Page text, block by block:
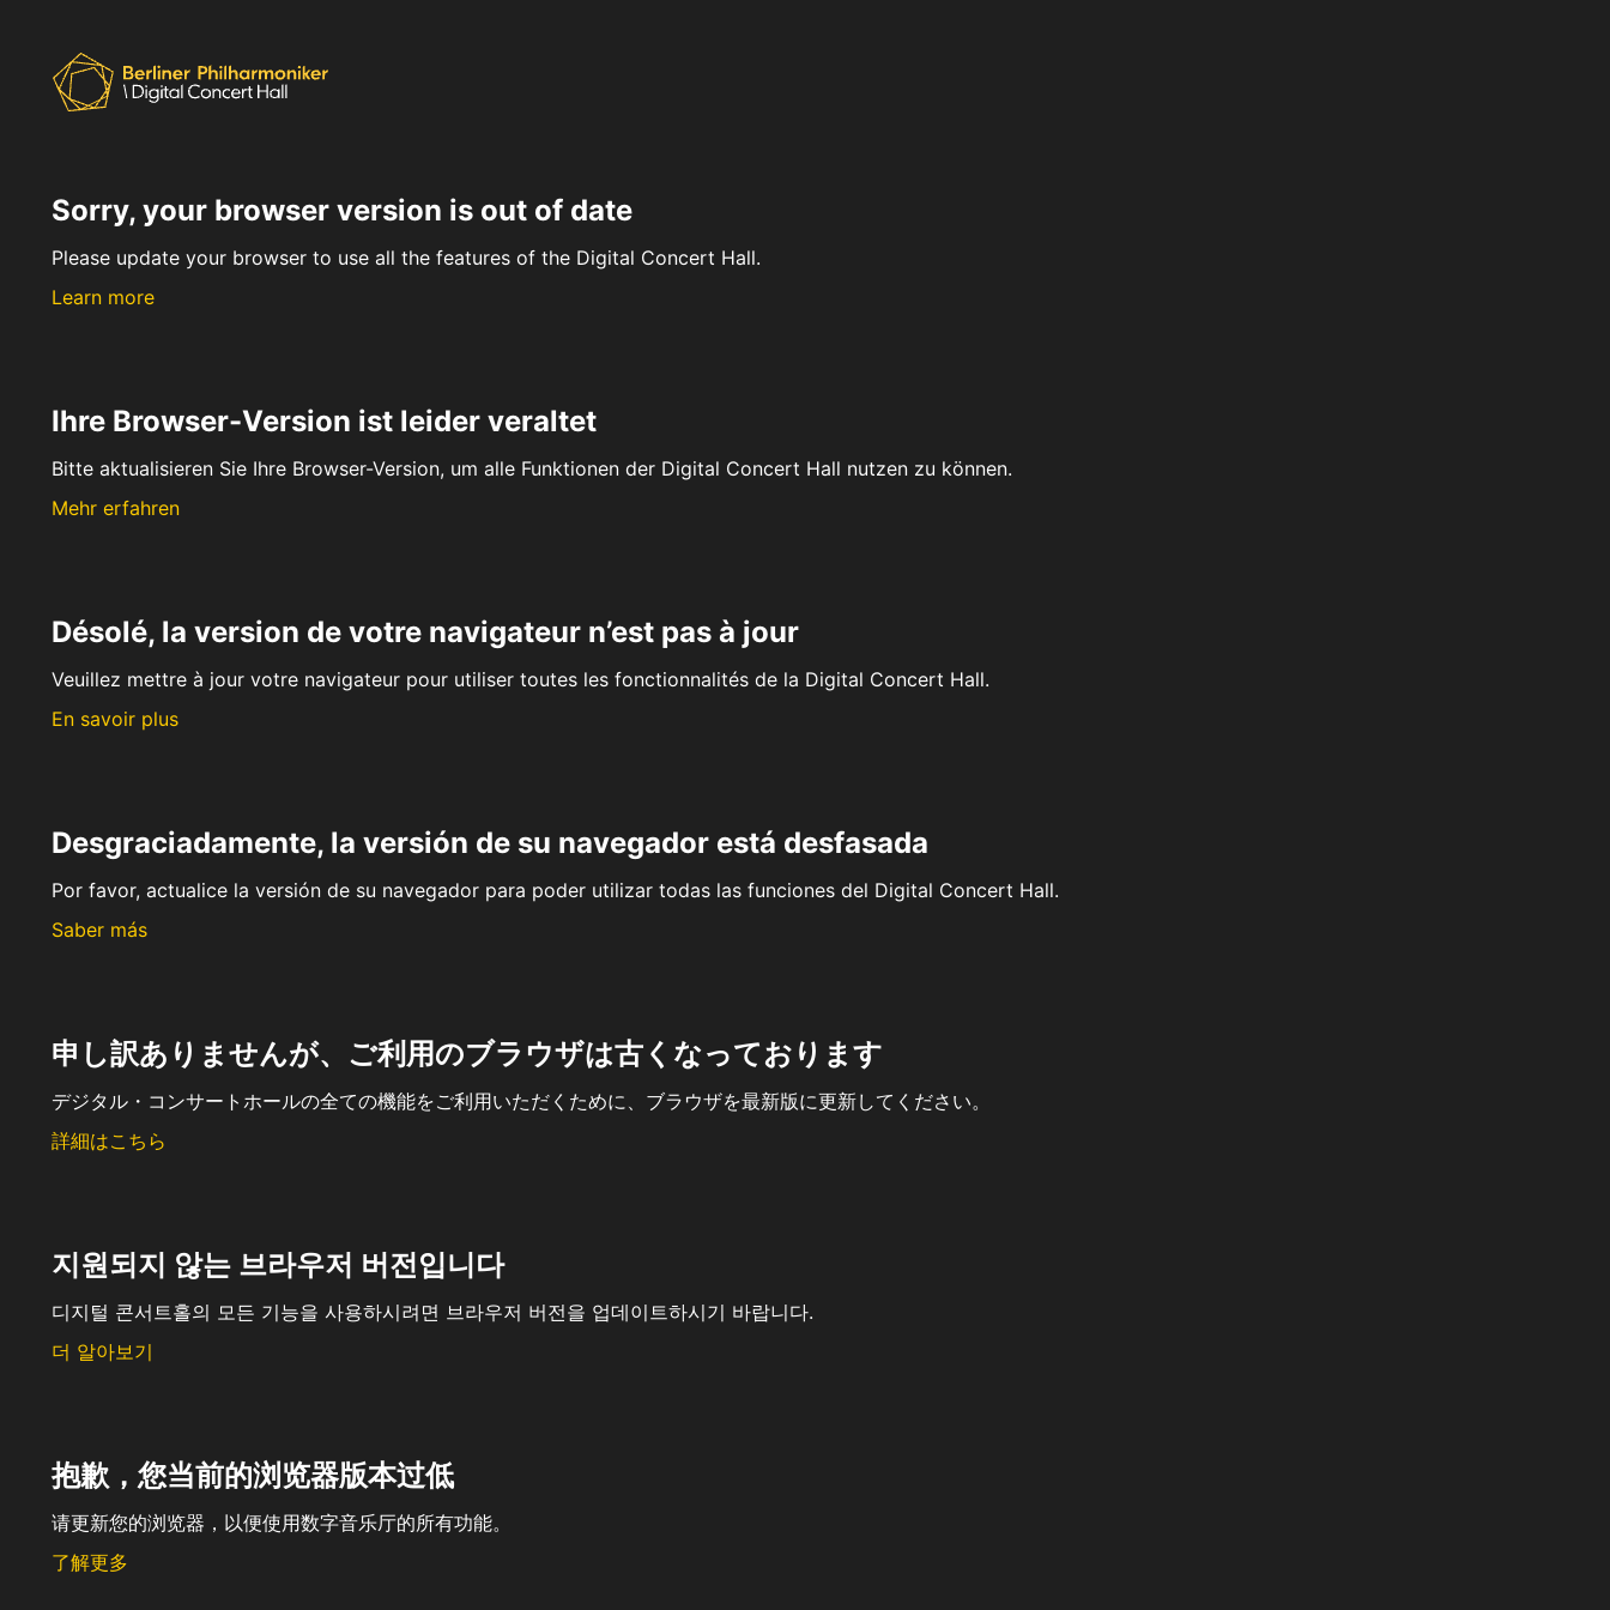
Sorry, your browser version is out of date
Please update your browser to use all the features of the Digital Concert Hall.
Learn more
Ihre Browser-Version ist leider veraltet
Bitte aktualisieren Sie Ihre Browser-Version, um alle Funktionen der Digital Concert Hall nutzen zu können.
Mehr erfahren
Désolé, la version de votre navigateur n’est pas à jour
Veuillez mettre à jour votre navigateur pour utiliser toutes les fonctionnalités de la Digital Concert Hall.
En savoir plus
Desgraciadamente, la versión de su navegador está desfasada
Por favor, actualice la versión de su navegador para poder utilizar todas las funciones del Digital Concert Hall.
Saber más
申し訳ありませんが、ご利用のブラウザは古くなっております
デジタル・コンサートホールの全ての機能をご利用いただくために、ブラウザを最新版に更新してください。
詳細はこちら
지원되지 않는 브라우저 버전입니다
디지털 콘서트홀의 모든 기능을 사용하시려면 브라우저 버전을 업데이트하시기 바랍니다.
더 알아보기
抱歉，您当前的浏览器版本过低
请更新您的浏览器，以便使用数字音乐厅的所有功能。
了解更多